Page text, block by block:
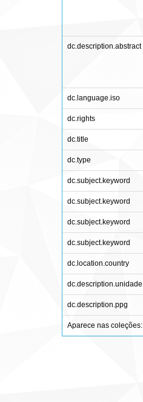
dc.description.abstract
dc.language.iso
dc.rights
dc.title
dc.type
dc.subject.keyword
dc.subject.keyword
dc.subject.keyword
dc.subject.keyword
dc.location.country
dc.description.unidade
dc.description.ppg
Aparece nas coleções: